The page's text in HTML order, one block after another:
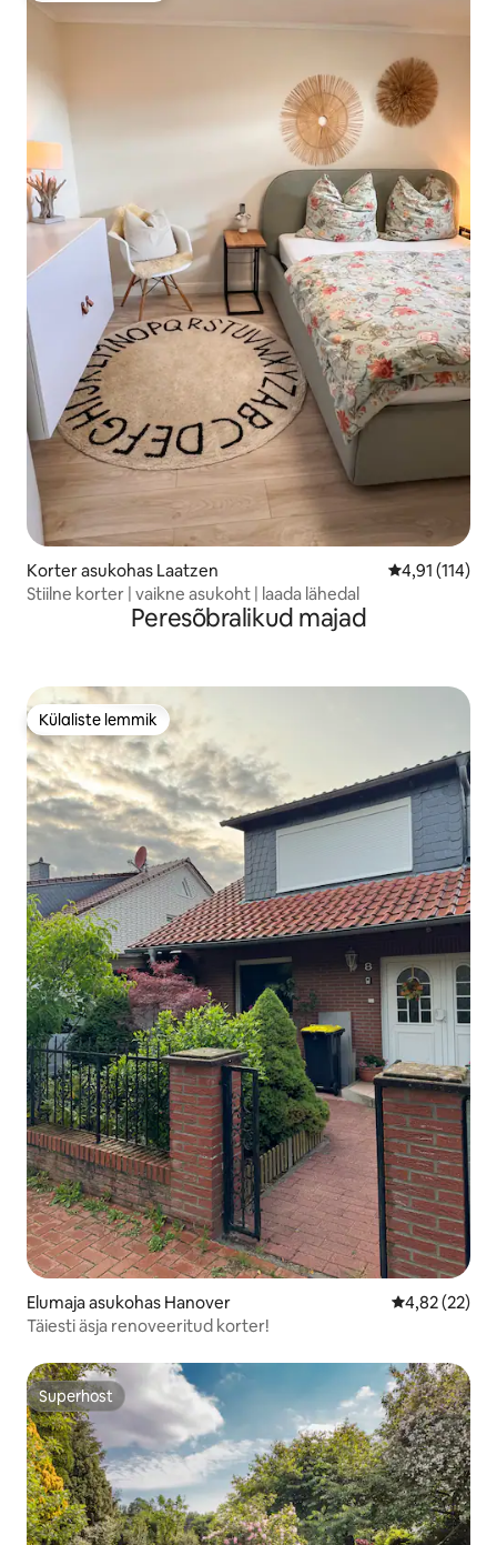
Korter asukohas Laatzen Keskmine
4,91 (114)
Stiilne korter | vaikne asukoht | laada lähedal
Peresõbralikud majad
Külaliste lemmik
Külaliste lemmik
Elumaja asukohas Hanover Keskmine
4,82 (22)
Täiesti äsja renoveeritud korter!
Superhost
Superhost